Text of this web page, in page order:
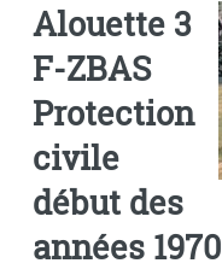
Alouette 3
F-ZBAS
Protection
civile
début des
années 1970